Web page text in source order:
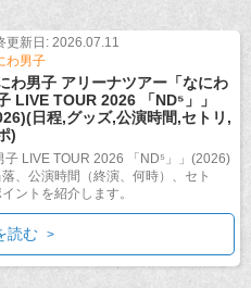
更新日: 2026.07.11
わ男子
わ男子 アリーナツアー「なにわ
LIVE TOUR 2026 「ND⁵」」
日程,グッズ,公演時間,セトリ,
)
LIVE TOUR 2026 「ND⁵」」(2026)
、公演時間（終演、何時）、セト
ントを紹介します。
読む